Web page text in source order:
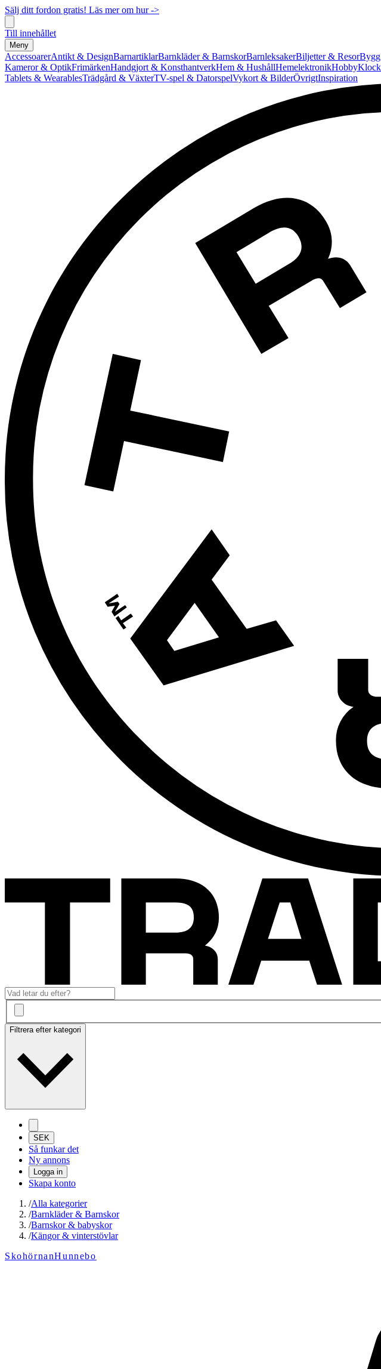
Sälj ditt fordon gratis! Läs mer om hur ->
Till innehållet
Meny
AccessoarerAntikt & DesignBarnartiklarBarnkläder & BarnskorBarnleksakerBiljetter & Resor
Kameror & OptikFrimärkenHandgjort & KonsthantverkHem & HushållHemelektronikHobby
Tablets & WearablesTrädgård & VäxterTV-spel & DatorspelVykort & BilderÖvrigtInspiration
Filtrera efter kategori
SEK
Så funkar det
Ny annons
Logga in
Skapa konto
/Alla kategorier
/Barnkläder & Barnskor
/Barnskor & babyskor
/Kängor & vinterstövlar
SkohörnanHunnebo